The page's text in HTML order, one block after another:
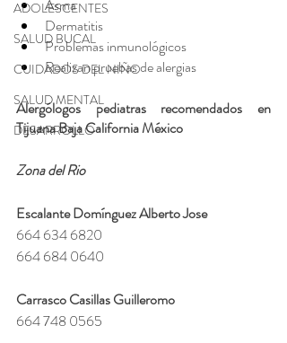
ADOLESCENTES
SALUD BUCAL
CUIDADOS DEL NIÑO
SALUD MENTAL
DESARROLLO
Asma
Dermatitis
Problemas inmunológicos
Realizan pruebas de alergias
Alergólogos pediatras recomendados en
Tijuana Baja California México
Zona del Rio
Escalante Domínguez Alberto Jose
664 634 6820
664 684 0640
Carrasco Casillas Guilleromo
664 748 0565